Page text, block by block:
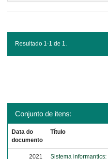
Resultado 1-1 de 1.
Conjunto de itens:
Data do
documento
Título
2021
Sistema informantics: